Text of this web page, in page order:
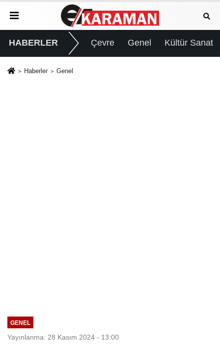
HABERLER Çevre Genel Kültür Sanat
Haberler Genel
GENEL
Yayınlanma: 28 Kasım 2024 - 13:00